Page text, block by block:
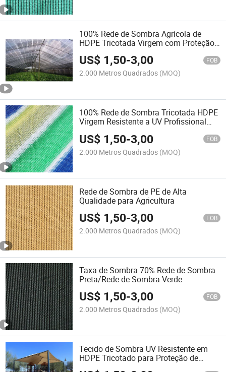
100% Rede de Sombra Agrícola de
HDPE Tricotada Virgem com Proteção
UV para Estufa de Cultivo
US$ 1,50-3,00 FOB
2.000 Metros Quadrados (MOQ)
100% Rede de Sombra Tricotada HDPE
Virgem Resistente a UV Profissional
US$ 1,50-3,00 FOB
2.000 Metros Quadrados (MOQ)
Rede de Sombra de PE de Alta
Qualidade para Agricultura
US$ 1,50-3,00 FOB
2.000 Metros Quadrados (MOQ)
Taxa de Sombra 70% Rede de Sombra
Preta/Rede de Sombra Verde
US$ 1,50-3,00 FOB
2.000 Metros Quadrados (MOQ)
Tecido de Sombra UV Resistente em
HDPE Tricotado para Proteção de
Culturas na Agricultura em Estufas